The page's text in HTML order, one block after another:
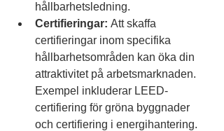
hållbarhetsledning.
Certifieringar: Att skaffa
certifieringar inom specifika
hållbarhetsområden kan öka din
attraktivitet på arbetsmarknaden.
Exempel inkluderar LEED-
certifiering för gröna byggnader
och certifiering i energihantering.